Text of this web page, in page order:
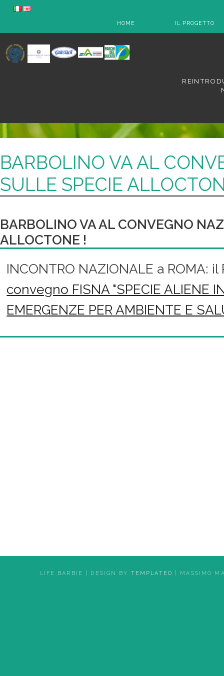
HOME IL PROGETTO
BARBOLINO VA AL
SULLE SPECIE
BARBOLINO VA AL CONVEGNO
ALLOCTONE !
INCONTRO NAZIONALE a ROMA:
convegno FISNA "SPECIE ALIENE
EMERGENZE PER AMBIENTE E
LIFE BARBIE | DESIGN BY TEMPLATED | MASSIMO